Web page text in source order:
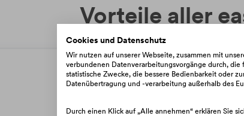
Vorteile aller
Cookies und Datenschutz
Wir nutzen auf unserer Webseite, zusammen mit
verbundenen Datenverarbeitungsvorgänge durch,
statistische Zwecke, die bessere Bedienbarkeit oder
Datenübertragung und -verarbeitung außerhalb des
Durch einen Klick auf „Alle annehmen“ erklären Sie